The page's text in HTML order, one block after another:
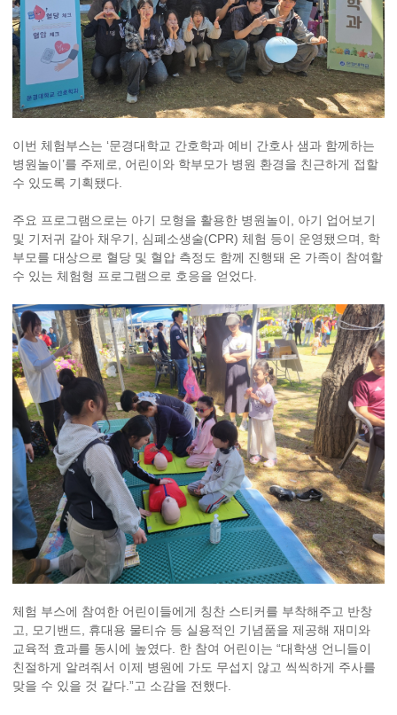
이번 체험부스는 ‘문경대학교 간호학과 예비 간호사 샘과 함께하는
병원놀이’를 주제로, 어린이와 학부모가 병원 환경을 친근하게 접할
수 있도록 기획됐다.
주요 프로그램으로는 아기 모형을 활용한 병원놀이, 아기 업어보기
및 기저귀 갈아 채우기, 심폐소생술(CPR) 체험 등이 운영됐으며, 학
부모를 대상으로 혈당 및 혈압 측정도 함께 진행돼 온 가족이 참여할
수 있는 체험형 프로그램으로 호응을 얻었다.
체험 부스에 참여한 어린이들에게 칭찬 스티커를 부착해주고 반창
고, 모기밴드, 휴대용 물티슈 등 실용적인 기념품을 제공해 재미와
교육적 효과를 동시에 높였다. 한 참여 어린이는 “대학생 언니들이
친절하게 알려줘서 이제 병원에 가도 무섭지 않고 씩씩하게 주사를
맞을 수 있을 것 같다.”고 소감을 전했다.